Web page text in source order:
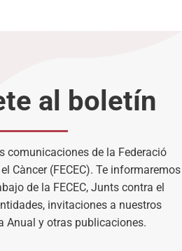
al boletín
comunicaciones de la Federació
Càncer (FECEC). Te informaremos
de la FECEC, Junts contra el
invitaciones a nuestros
Anual y otras publicaciones.